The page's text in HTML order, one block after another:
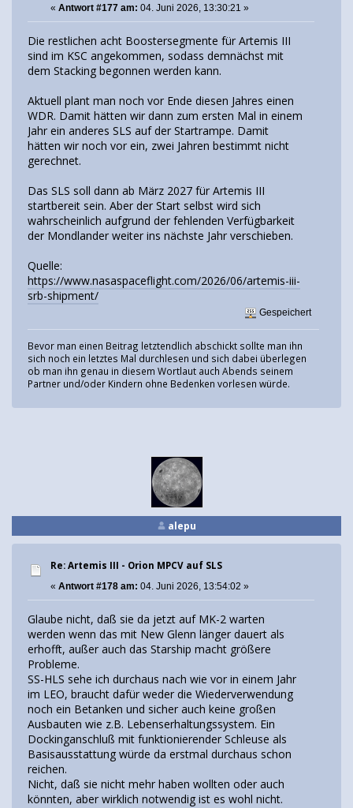
« Antwort #177 am: 04. Juni 2026, 13:30:21 »
Die restlichen acht Boostersegmente für Artemis III
sind im KSC angekommen, sodass demnächst mit
dem Stacking begonnen werden kann.
Aktuell plant man noch vor Ende diesen Jahres einen
WDR. Damit hätten wir dann zum ersten Mal in einem
Jahr ein anderes SLS auf der Startrampe. Damit
hätten wir noch vor ein, zwei Jahren bestimmt nicht
gerechnet.
Das SLS soll dann ab März 2027 für Artemis III
startbereit sein. Aber der Start selbst wird sich
wahrscheinlich aufgrund der fehlenden Verfügbarkeit
der Mondlander weiter ins nächste Jahr verschieben.
Quelle:
https://www.nasaspaceflight.com/2026/06/artemis-iii-
srb-shipment/
Gespeichert
Bevor man einen Beitrag letztendlich abschickt sollte man ihn
sich noch ein letztes Mal durchlesen und sich dabei überlegen
ob man ihn genau in diesem Wortlaut auch Abends seinem
Partner und/oder Kindern ohne Bedenken vorlesen würde.
alepu
Re: Artemis III - Orion MPCV auf SLS
« Antwort #178 am: 04. Juni 2026, 13:54:02 »
Glaube nicht, daß sie da jetzt auf MK-2 warten
werden wenn das mit New Glenn länger dauert als
erhofft, außer auch das Starship macht größere
Probleme.
SS-HLS sehe ich durchaus nach wie vor in einem Jahr
im LEO, braucht dafür weder die Wiederverwendung
noch ein Betanken und sicher auch keine großen
Ausbauten wie z.B. Lebenserhaltungssystem. Ein
Dockinganschluß mit funktionierender Schleuse als
Basisausstattung würde da erstmal durchaus schon
reichen.
Nicht, daß sie nicht mehr haben wollten oder auch
könnten, aber wirklich notwendig ist es wohl nicht.